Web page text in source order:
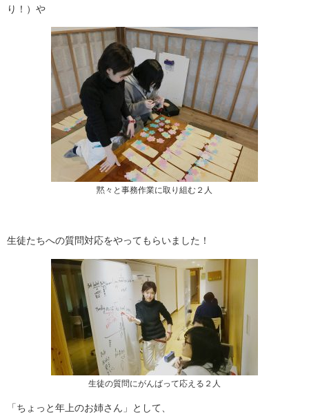
り！）や
黙々と事務作業に取り組む２人
生徒たちへの質問対応をやってもらいました！
生徒の質問にがんばって応える２人
「ちょっと年上のお姉さん」として、